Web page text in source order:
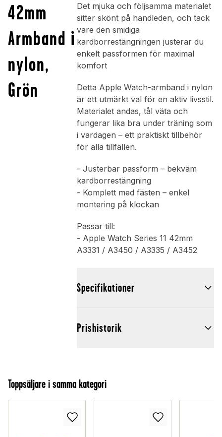
42mm
Armband i
nylon,
Grön
Det mjuka och följsamma materialet
sitter skönt på handleden, och tack
vare den smidiga
kardborrestängningen justerar du
enkelt passformen för maximal
komfort
Detta Apple Watch-armband i nylon
är ett utmärkt val för en aktiv livsstil.
Materialet andas, tål väta och
fungerar lika bra under träning som
i vardagen – ett praktiskt tillbehör
för alla tillfällen.
- Justerbar passform – bekväm
kardborrestängning
- Komplett med fästen – enkel
montering på klockan
Passar till:
- Apple Watch Series 11 42mm
A3331 / A3450 / A3335 / A3452
Specifikationer
Prishistorik
Toppsäljare i samma kategori